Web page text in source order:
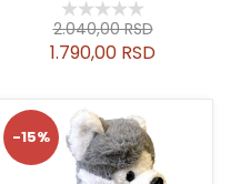
2.040,00 RSD
1.790,00 RSD
-15%